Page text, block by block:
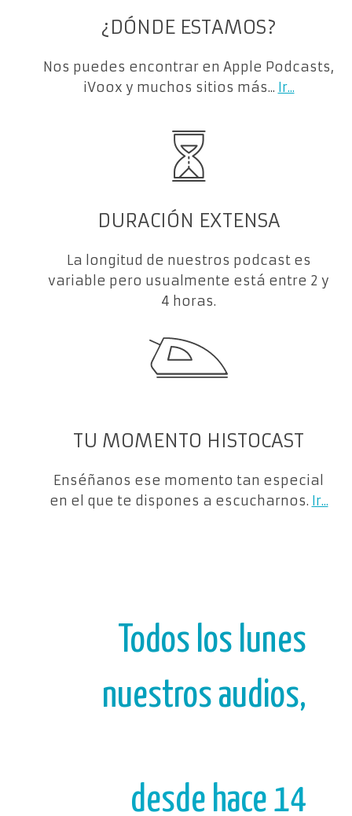
¿DÓNDE ESTAMOS?
Nos puedes encontrar en Apple Podcasts,
iVoox y muchos sitios más... Ir...
DURACIÓN EXTENSA
La longitud de nuestros podcast es
variable pero usualmente está entre 2 y
4 horas.
TU MOMENTO HISTOCAST
Enséñanos ese momento tan especial
en el que te dispones a escucharnos. Ir...
Todos los lunes
nuestros audios,
desde hace 14